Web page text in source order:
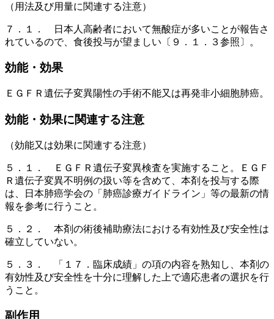
（用法及び用量に関連する注意）
７．１． 日本人高齢者において無酸症が多いことが報告さ
れているので、食後投与が望ましい〔９．１．３参照〕。
効能・効果
ＥＧＦＲ遺伝子変異陽性の手術不能又は再発非小細胞肺癌。
効能・効果に関連する注意
（効能又は効果に関連する注意）
５．１． ＥＧＦＲ遺伝子変異検査を実施すること。ＥＧＦ
Ｒ遺伝子変異不明例の扱い等を含めて、本剤を投与する際
は、日本肺癌学会の「肺癌診療ガイドライン」等の最新の情
報を参考に行うこと。
５．２． 本剤の術後補助療法における有効性及び安全性は
確立していない。
５．３． 「１７．臨床成績」の項の内容を熟知し、本剤の
有効性及び安全性を十分に理解した上で適応患者の選択を行
うこと。
副作用